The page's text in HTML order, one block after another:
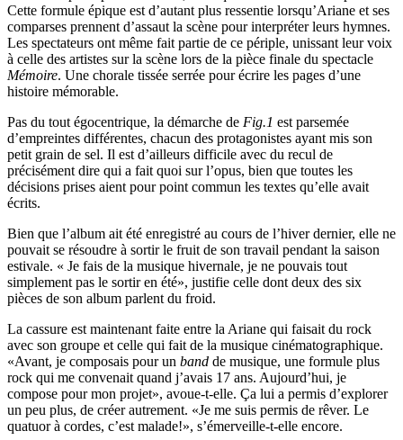
Cette formule épique est d’autant plus ressentie lorsqu’Ariane et ses
comparses prennent d’assaut la scène pour interpréter leurs hymnes.
Les spectateurs ont même fait partie de ce périple, unissant leur voix
à celle des artistes sur la scène lors de la pièce finale du spectacle
Mémoire. Une chorale tissée serrée pour écrire les pages d’une
histoire mémorable.
Pas du tout égocentrique, la démarche de Fig.1 est parsemée
d’empreintes différentes, chacun des protagonistes ayant mis son
petit grain de sel. Il est d’ailleurs difficile avec du recul de
précisément dire qui a fait quoi sur l’opus, bien que toutes les
décisions prises aient pour point commun les textes qu’elle avait
écrits.
Bien que l’album ait été enregistré au cours de l’hiver dernier, elle ne
pouvait se résoudre à sortir le fruit de son travail pendant la saison
estivale. « Je fais de la musique hivernale, je ne pouvais tout
simplement pas le sortir en été», justifie celle dont deux des six
pièces de son album parlent du froid.
La cassure est maintenant faite entre la Ariane qui faisait du rock
avec son groupe et celle qui fait de la musique cinématographique.
«Avant, je composais pour un band de musique, une formule plus
rock qui me convenait quand j’avais 17 ans. Aujourd’hui, je
compose pour mon projet», avoue-t-elle. Ça lui a permis d’explorer
un peu plus, de créer autrement. «Je me suis permis de rêver. Le
quatuor à cordes, c’est malade!», s’émerveille-t-elle encore.